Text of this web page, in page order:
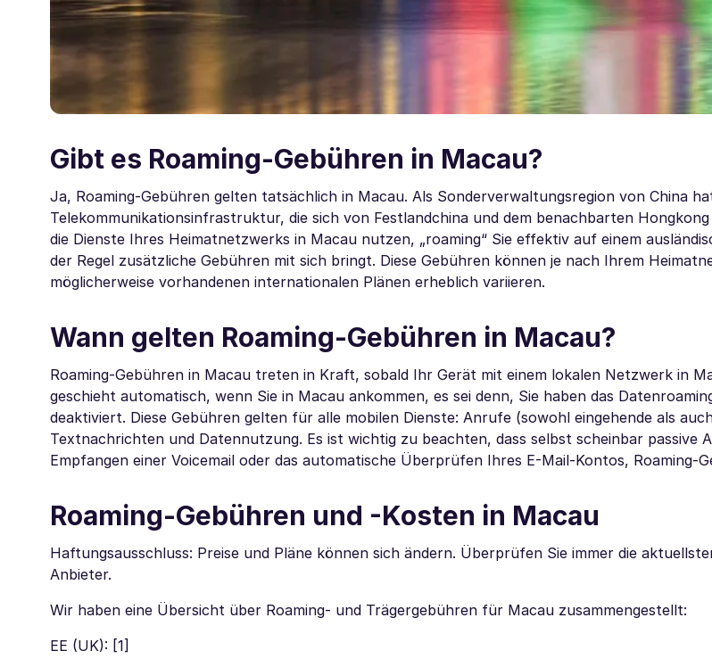
Gibt es Roaming-Gebühren in Macau?
Ja, Roaming-Gebühren gelten tatsächlich in Macau. Als Sonderverwaltungsregion von China
Telekommunikationsinfrastruktur, die sich von Festlandchina und dem benachbarten
die Dienste Ihres Heimatnetzwerks in Macau nutzen, „roaming“ Sie effektiv auf einem
der Regel zusätzliche Gebühren mit sich bringt. Diese Gebühren können je nach Ihrem
möglicherweise vorhandenen internationalen Plänen erheblich variieren.
Wann gelten Roaming-Gebühren in Macau?
Roaming-Gebühren in Macau treten in Kraft, sobald Ihr Gerät mit einem lokalen Netzwerk in
geschieht automatisch, wenn Sie in Macau ankommen, es sei denn, Sie haben das
deaktiviert. Diese Gebühren gelten für alle mobilen Dienste: Anrufe (sowohl eingehende als
Textnachrichten und Datennutzung. Es ist wichtig zu beachten, dass selbst scheinbar passive
Empfangen einer Voicemail oder das automatische Überprüfen Ihres E-Mail-Kontos, Roaming-
Roaming-Gebühren und -Kosten in Macau
Haftungsausschluss: Preise und Pläne können sich ändern. Überprüfen Sie immer die
Anbieter.
Wir haben eine Übersicht über Roaming- und Trägergebühren für Macau zusammengestellt:
EE (UK): [1]